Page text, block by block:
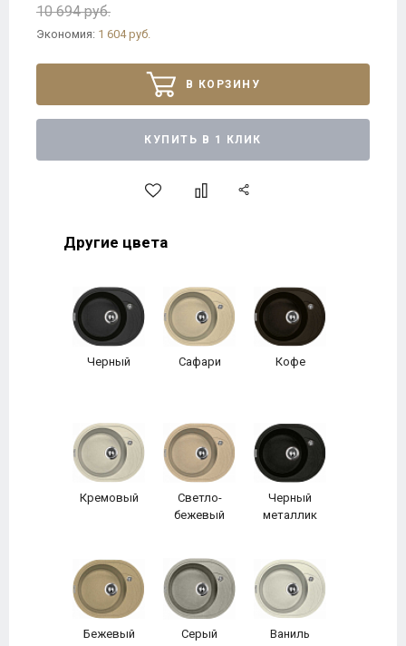
10 694 руб.
Экономия: 1 604 руб.
В КОРЗИНУ
КУПИТЬ В 1 КЛИК
Другие цвета
Черный Сафари Кофе
Кремовый
Светло-
бежевый
Черный
металлик
Бежевый Серый Ваниль